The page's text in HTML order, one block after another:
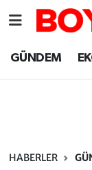
GÜNDEM
HABERLER
Sinop
Sinop